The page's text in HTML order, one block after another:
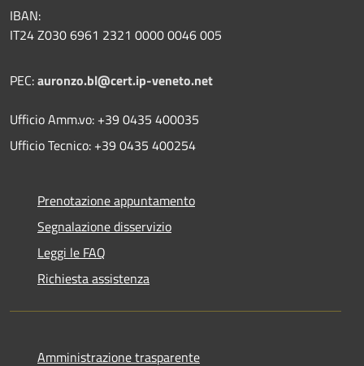
IBAN:
IT24 Z030 6961 2321 0000 0046 005
PEC:auronzo.bl@cert.ip-veneto.net
Ufficio Amm.vo: +39 0435 400035
Ufficio Tecnico: +39 0435 400254
Prenotazione appuntamento
Segnalazione disservizio
Leggi le FAQ
Richiesta assistenza
Amministrazione trasparente